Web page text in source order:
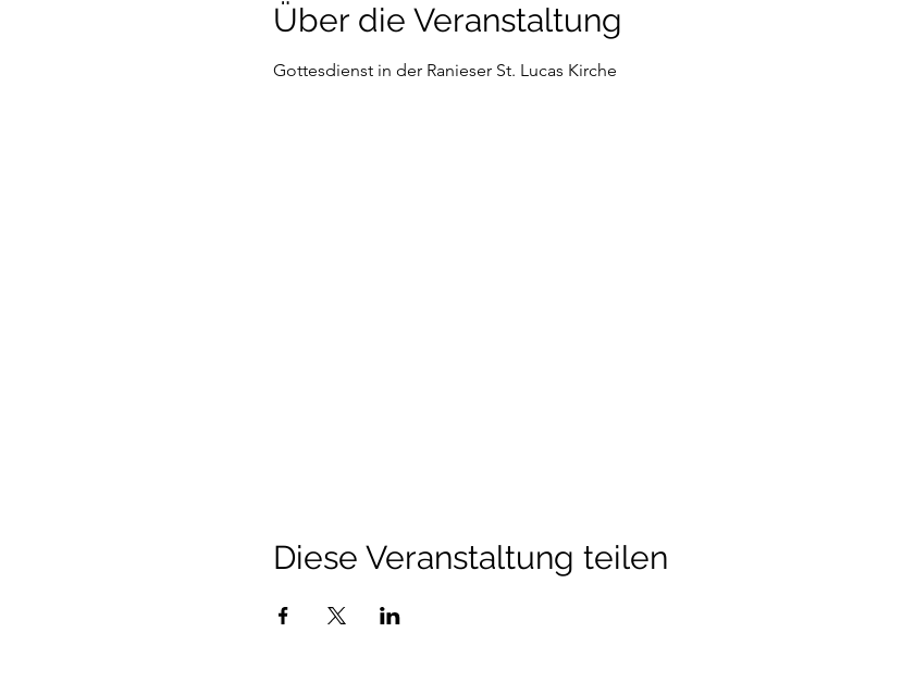
Über die Veranstaltung
Gottesdienst in der Ranieser St. Lucas Kirche
Diese Veranstaltung teilen